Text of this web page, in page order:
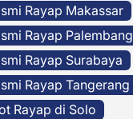
Rayap Makassar
Rayap Palembang
Rayap Surabaya
Rayap Tangerang
Rayap di Solo